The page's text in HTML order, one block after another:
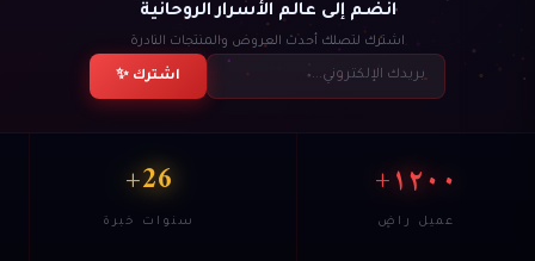
انضم إلى عالم الأسرار الروحانية
اشترك لتصلك أحدث العروض والمنتجات النادرة
اشترك ✨
١٢٠٠+
عميل راضٍ
26+
سنوات خبرة